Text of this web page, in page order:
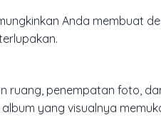
Anda membuat
ruang, penempatan foto,
yang visualnya